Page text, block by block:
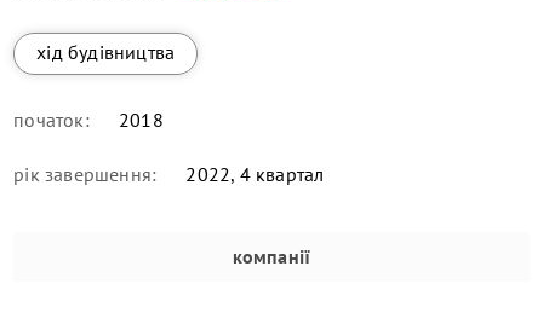
хід будівництва
початок: 2018
рік завершення: 2022, 4 квартал
компанії